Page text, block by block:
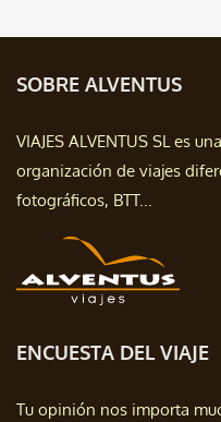
SOBRE ALVENTUS
VIAJES ALVENTUS SL es
organización de viajes
fotográficos, BTT...
ENCUESTA DEL VIAJE
Tu opinión nos importa